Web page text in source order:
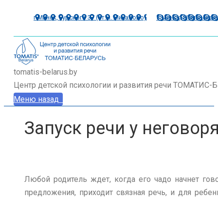
г.Минск, Гурского 37 (ст.м. Михалово) г.Минск, Неманская
tomatis-belarus.by
Центр детской психологии и развития речи
Меню назад
Запуск речи у
Любой родитель ждет, когда его чадо начнет
предложения, приходит связная речь, и для